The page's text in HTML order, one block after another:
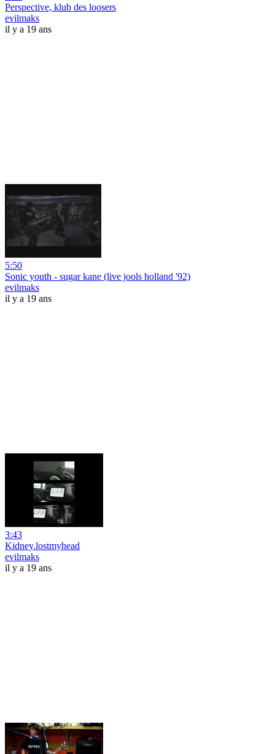
Perspective, klub des loosers
evilmaks
il y a 19 ans
5:50
Sonic youth - sugar kane (live jools holland '92)
evilmaks
il y a 19 ans
3:43
Kidney.lostmyhead
evilmaks
il y a 19 ans